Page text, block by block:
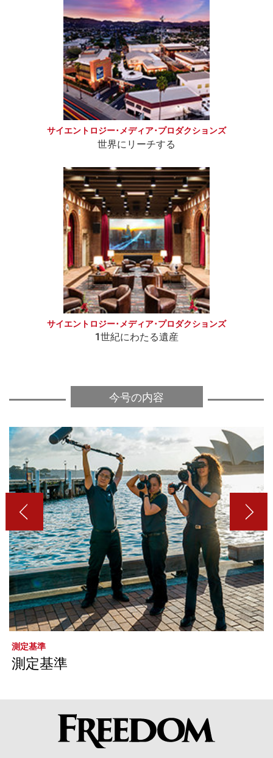
サイエントロジー･メディア･プロダクションズ
世界にリーチする
サイエントロジー･メディア･プロダクションズ
1世紀にわたる遺産
今号の内容
測定基準
測定基準